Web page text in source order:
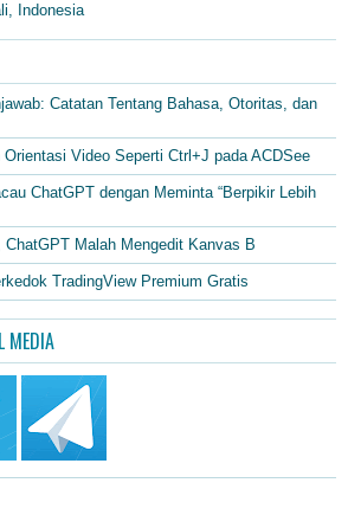
Indonesia
Catatan Tentang Bahasa, Otoritas, dan
Video Seperti Ctrl+J pada ACDSee
ChatGPT dengan Meminta “Berpikir Lebih
Malah Mengedit Kanvas B
TradingView Premium Gratis
MEDIA